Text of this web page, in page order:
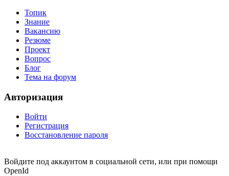
Топик
Знание
Вакансию
Резюме
Проект
Вопрос
Блог
Тема на форум
Авторизация
Войти
Регистрация
Восстановление пароля
Войдите под аккаунтом в социальной сети, или при помощи
OpenId